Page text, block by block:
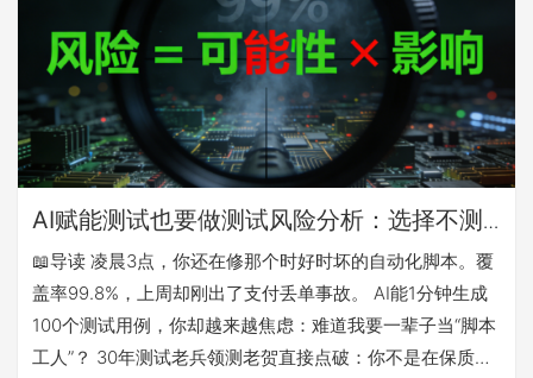
AI赋能测试也要做测试风险分析：选择不测
什么比测什么更重要
📖导读 凌晨3点，你还在修那个时好时坏的自动化脚本。覆
盖率99.8%，上周却刚出了支付丢单事故。 AI能1分钟生成
100个测试用例，你却越来越焦虑：难道我要一辈子当“脚本
工人”？ 30年测试老兵领测老贺直接点破：你不是在保质